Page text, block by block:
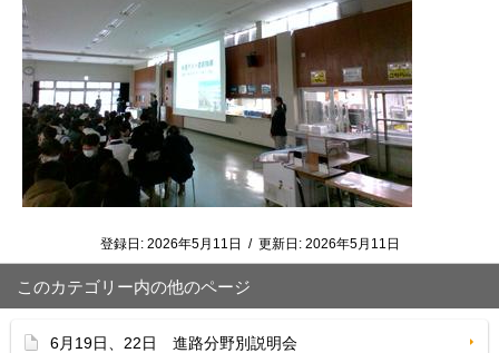
登録日: 2026年5月11日 / 更新日: 2026年5月11日
このカテゴリー内の他のページ
6月19日、22日 進路分野別説明会